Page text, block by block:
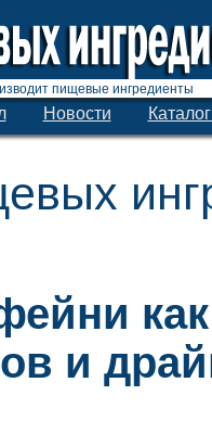
пищевые ингредиенты
Новости
и